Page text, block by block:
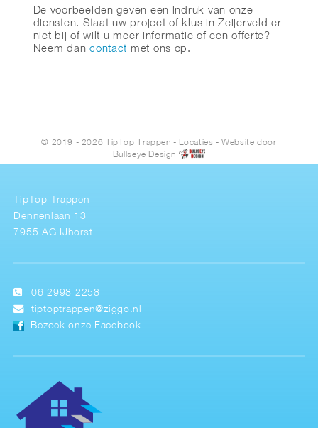
De voorbeelden geven een indruk van onze
diensten. Staat uw project of klus in Zeijerveld er
niet bij of wilt u meer informatie of een offerte?
Neem dancontact met ons op.
© 2019 - 2026 TipTop Trappen- Locaties - Website door
Bullseye Design
TipTop Trappen
Dennenlaan 13
7955 AG IJhorst
06 2998 2258
tiptoptrappen@ziggo.nl
Bezoek onze Facebook